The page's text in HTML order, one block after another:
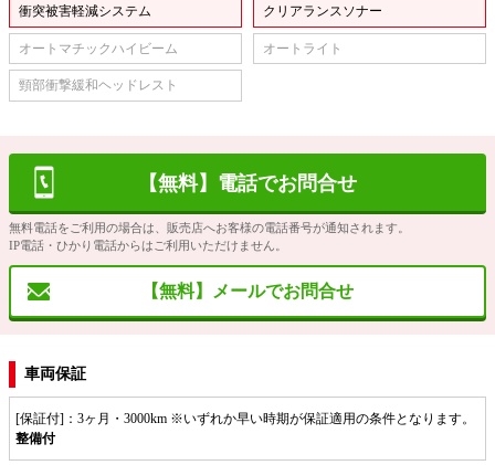
衝突被害軽減システム クリアランスソナー
オートマチックハイビーム オートライト
頸部衝撃緩和ヘッドレスト
【無料】電話でお問合せ
無料電話をご利用の場合は、販売店へお客様の電話番号が通知されます。
IP電話・ひかり電話からはご利用いただけません。
【無料】メールでお問合せ
車両保証
[保証付]：3ヶ月・3000km ※いずれか早い時期が保証適用の条件となります。
整備付